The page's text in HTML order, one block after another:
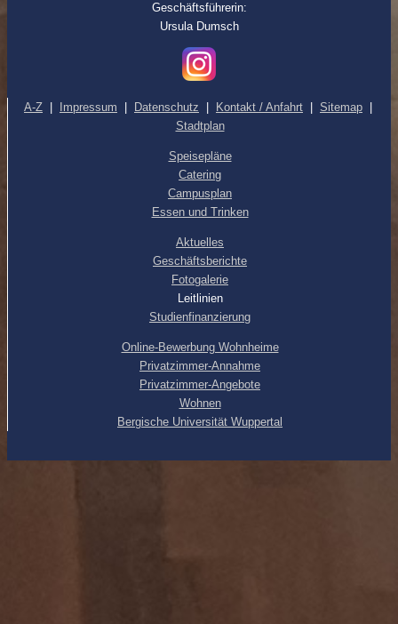
Geschäftsführerin:
Ursula Dumsch
A-Z Impressum Datenschutz Kontakt / Anfahrt Sitemap
Stadtplan
Speisepläne
Catering
Campusplan
Essen und Trinken
Aktuelles
Geschäftsberichte
Fotogalerie
Leitlinien
Studienfinanzierung
Online-Bewerbung Wohnheime
Privatzimmer-Annahme
Privatzimmer-Angebote
Wohnen
Bergische Universität Wuppertal